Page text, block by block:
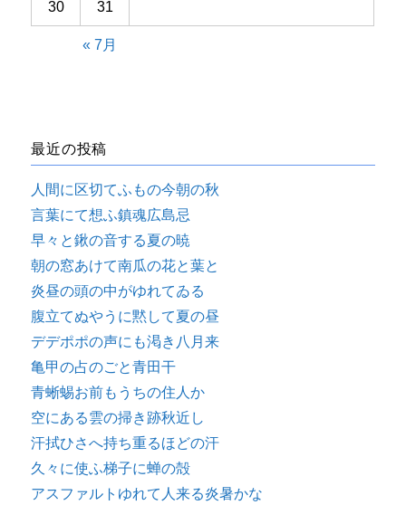
30 31
« 7月
最近の投稿
人間に区切てふもの今朝の秋
言葉にて想ふ鎮魂広島忌
早々と鍬の音する夏の暁
朝の窓あけて南瓜の花と葉と
炎昼の頭の中がゆれてゐる
腹立てぬやうに黙して夏の昼
デデポポの声にも渇き八月来
亀甲の占のごと青田干
青蜥蜴お前もうちの住人か
空にある雲の掃き跡秋近し
汗拭ひさへ持ち重るほどの汗
久々に使ふ梯子に蝉の殻
アスファルトゆれて人来る炎暑かな